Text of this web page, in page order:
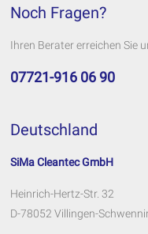
Noch Fragen?
Ihren Berater erreichen Sie
07721-916 06 90
Deutschland
SiMa Cleantec GmbH
Heinrich-Hertz-Str. 32
D-78052 Villingen-